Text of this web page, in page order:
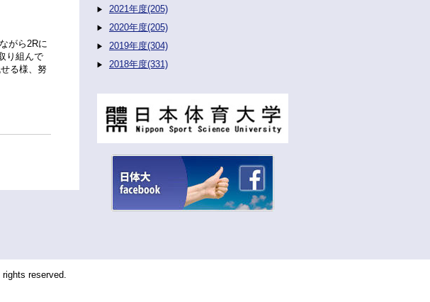
がら2Rに
り組んで
る様、努
2021年度(205)
2020年度(205)
2019年度(304)
2018年度(331)
reserved.